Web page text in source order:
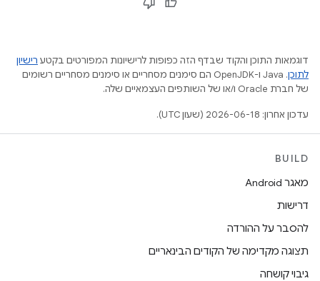
דוגמאות התוכן והקוד שבדף הזה כפופות לרישיונות המפורטים בקטע רישיון
לתוכן
.‏ Java ו-OpenJDK הם סימנים מסחריים או סימנים מסחריים רשומים
של חברת Oracle ו/או של השותפים העצמאיים שלה.
עדכון אחרון: 2026-06-18 (שעון UTC).
BUILD
מאגר Android
דרישות
להסבר על ההורדה
תצוגה מקדימה של הקודים הבינאריים
גיבוי קושחה